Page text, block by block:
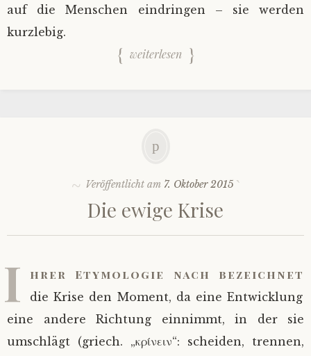
auf die Menschen eindringen – sie werden
kurzlebig.
weiterlesen
Veröffentlicht am 7. Oktober 2015
Die ewige Krise
I hrer Etymologie nach bezeichnet
die Krise den Moment, da eine Entwicklung
eine andere Richtung einnimmt, in der sie
umschlägt (griech. „κρίνειν“: scheiden, trennen,